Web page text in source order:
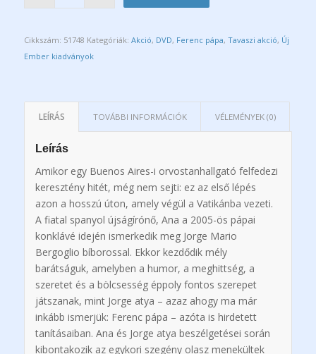
Cikkszám: 51748 Kategóriák: Akció, DVD, Ferenc pápa, Tavaszi akció, Új
Ember kiadványok
LEÍRÁS TOVÁBBI INFORMÁCIÓK VÉLEMÉNYEK (0)
Leírás
Amikor egy Buenos Aires-i orvostanhallgató felfedezi
keresztény hitét, még nem sejti: ez az első lépés
azon a hosszú úton, amely végül a Vatikánba vezeti.
A fiatal spanyol újságírónő, Ana a 2005-ös pápai
konklávé idején ismerkedik meg Jorge Mario
Bergoglio bíborossal. Ekkor kezdődik mély
barátságuk, amelyben a humor, a meghittség, a
szeretet és a bölcsesség éppoly fontos szerepet
játszanak, mint Jorge atya – azaz ahogy ma már
inkább ismerjük: Ferenc pápa – azóta is hirdetett
tanításaiban. Ana és Jorge atya beszélgetései során
kibontakozik az egykori szegény olasz menekültek